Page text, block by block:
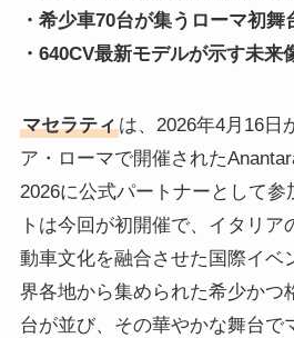
・希少車70台が集うローマ初舞
・640CV最新モデルが示す未来
マセラティは、2026年4月16日
ア・ローマで開催された
2026に公式パートナーとして
トは今回が初開催で、イタリ
動車文化を融合させた国際イベ
界各地から集められた希少かつ
台が並び、その華やかな舞台で